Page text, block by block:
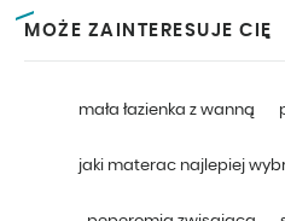
MOŻE ZAINTERESUJE CIĘ
mała łazienka z wanną
jaki materac najlepiej